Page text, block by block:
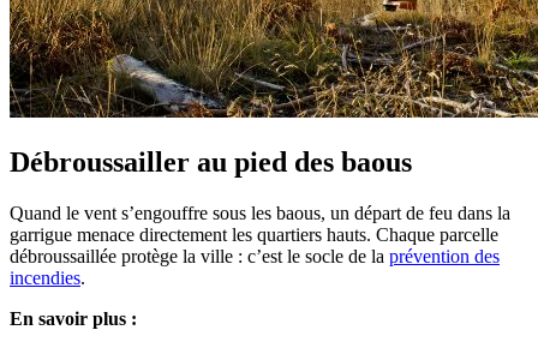
Débroussailler au pied des baous
Quand le vent s’engouffre sous les baous, un départ de feu dans la
garrigue menace directement les quartiers hauts. Chaque parcelle
débroussaillée protège la ville : c’est le socle de la prévention des
incendies.
En savoir plus :